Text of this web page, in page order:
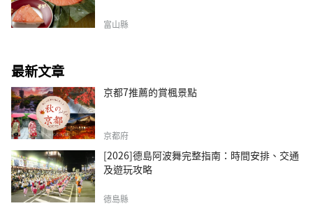
富山縣
最新文章
京都7推薦的賞楓景點
京都府
[2026]德島阿波舞完整指南：時間安排、交通
及遊玩攻略
德島縣